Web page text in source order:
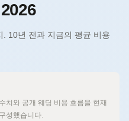
10년 전과 지금의 평균 비용
치와 공개 웨딩 비용 흐름을 현재
성했습니다.